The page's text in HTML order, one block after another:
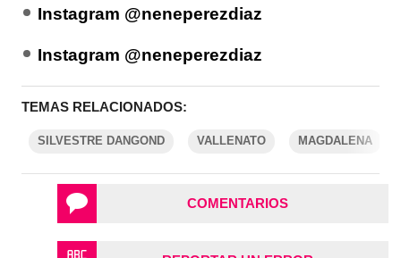
Instagram @neneperezdiaz
Instagram @neneperezdiaz
TEMAS RELACIONADOS:
SILVESTRE DANGOND VALLENATO MAGDALENA
COMENTARIOS